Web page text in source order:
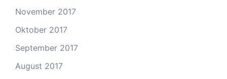
November 2017
Oktober 2017
September 2017
August 2017